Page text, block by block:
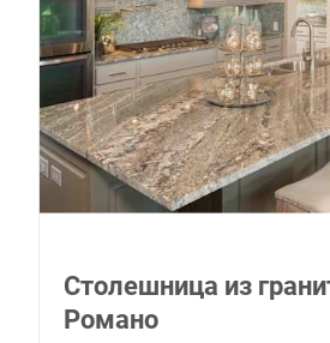
Столешница из
Романо